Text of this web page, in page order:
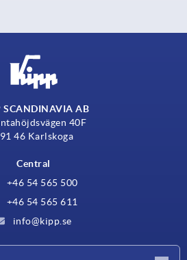
SCANDINAVIA AB
40F
46 Karlskoga
Central
+46 54 565 500
+46 54 565 611
info@kipp.se